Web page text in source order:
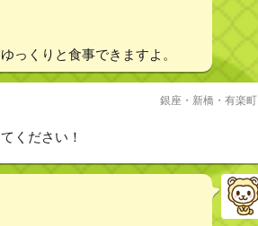
っくりと食事できますよ。
銀座・新橋・有楽町
ください！